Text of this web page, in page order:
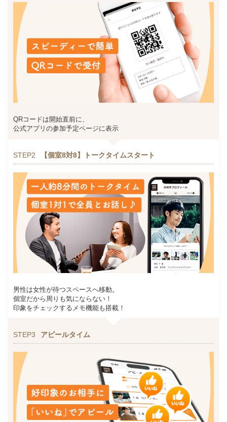
QRコードは開始直前に、
公式アプリの参加予定ページに表示
STEP2 【個室8対8】トークタイムスタート
男性は女性が待つスペースへ移動。
個室だから周りも気にならない！
印象をチェックするメモ機能も搭載！
STEP3 アピールタイム